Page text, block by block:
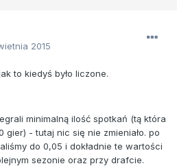
2015
to kiedyś było liczone.
minimalną ilość spotkań (tą która
gier) - tutaj nic się nie zmieniało. po
do 0,05 i dokładnie te wartości
sezonie oraz przy drafcie.